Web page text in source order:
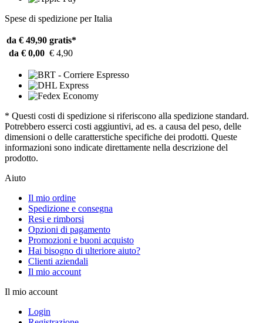
Spese di spedizione per Italia
da € 49,90 gratis*
da € 0,00 € 4,90
* Questi costi di spedizione si riferiscono alla spedizione standard.
Potrebbero esserci costi aggiuntivi, ad es. a causa del peso, delle
dimensioni o delle caratterstiche specifiche dei prodotti. Queste
informazioni sono indicate direttamente nella descrizione del
prodotto.
Aiuto
Il mio ordine
Spedizione e consegna
Resi e rimborsi
Opzioni di pagamento
Promozioni e buoni acquisto
Hai bisogno di ulteriore aiuto?
Clienti aziendali
Il mio account
Il mio account
Login